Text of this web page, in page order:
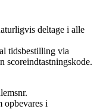
deltage i alle
tidsbestilling via
scoreindtastningskode.
opbevares i